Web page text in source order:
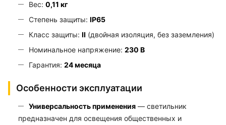
Вес: 0,11 кг
Степень защиты: IP65
Класс защиты: II (двойная изоляция, без заземления)
Номинальное напряжение: 230 В
Гарантия: 24 месяца
Особенности эксплуатации
Универсальность применения — светильник
предназначен для освещения общественных и